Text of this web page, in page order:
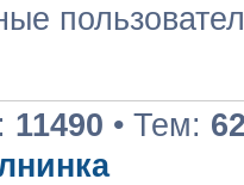
11490 • Тем: